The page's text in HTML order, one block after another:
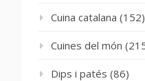
Cuina catalana (152)
Cuines del món
Dips i patés (86)